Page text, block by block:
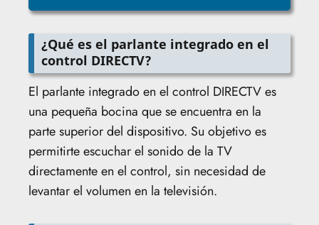
¿Qué es el parlante integrado en el
control DIRECTV?
El parlante integrado en el control DIRECTV es
una pequeña bocina que se encuentra en la
parte superior del dispositivo. Su objetivo es
permitirte escuchar el sonido de la TV
directamente en el control, sin necesidad de
levantar el volumen en la televisión.